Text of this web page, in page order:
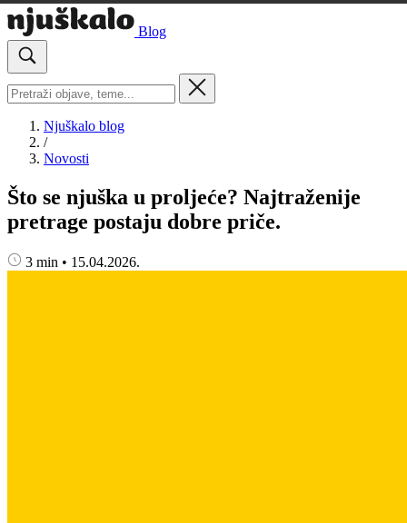
Blog
Njuškalo blog
/
Novosti
Što se njuška u proljeće? Najtraženije
pretrage postaju dobre priče.
3 min • 15.04.2026.